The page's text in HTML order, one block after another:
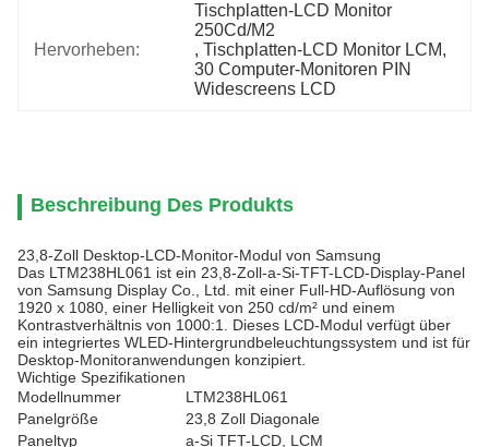
Hervorheben:
Tischplatten-LCD Monitor
250Cd/M2
, Tischplatten-LCD Monitor LCM,
30 Computer-Monitoren PIN
Widescreens LCD
Beschreibung Des Produkts
23,8-Zoll Desktop-LCD-Monitor-Modul von Samsung
Das LTM238HL061 ist ein 23,8-Zoll-a-Si-TFT-LCD-Display-Panel
von Samsung Display Co., Ltd. mit einer Full-HD-Auflösung von
1920 x 1080, einer Helligkeit von 250 cd/m² und einem
Kontrastverhältnis von 1000:1. Dieses LCD-Modul verfügt über
ein integriertes WLED-Hintergrundbeleuchtungssystem und ist für
Desktop-Monitoranwendungen konzipiert.
Wichtige Spezifikationen
Modellnummer
LTM238HL061
Panelgröße
23,8 Zoll Diagonale
Paneltyp
a-Si TFT-LCD, LCM